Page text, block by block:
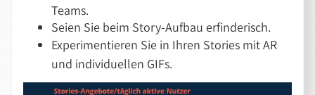
Teams.
Seien Sie beim Story-Aufbau erfinderisch.
Experimentieren Sie in Ihren Stories mit AR
und individuellen GIFs.